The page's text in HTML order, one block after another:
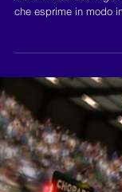
Sul grande